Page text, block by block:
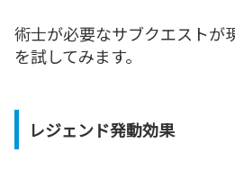
術士が必要なサブクエストが
を試してみます。
レジェンド発動効果